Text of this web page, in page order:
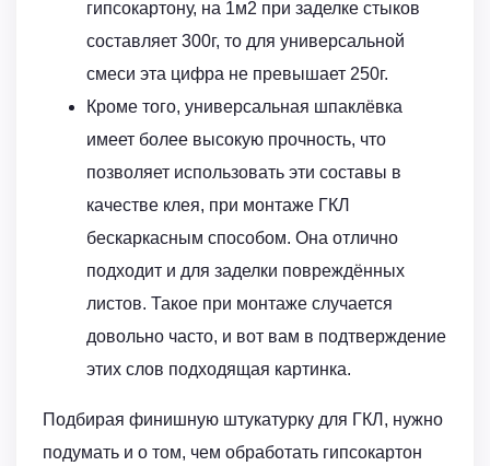
гипсокартону, на 1м2 при заделке стыков
составляет 300г, то для универсальной
смеси эта цифра не превышает 250г.
Кроме того, универсальная шпаклёвка
имеет более высокую прочность, что
позволяет использовать эти составы в
качестве клея, при монтаже ГКЛ
бескаркасным способом. Она отлично
подходит и для заделки повреждённых
листов. Такое при монтаже случается
довольно часто, и вот вам в подтверждение
этих слов подходящая картинка.
Подбирая финишную штукатурку для ГКЛ, нужно
подумать и о том, чем обработать гипсокартон